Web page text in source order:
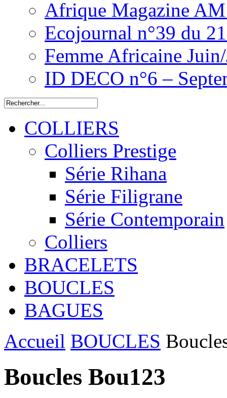
Afrique Magazine
Ecojournal n°39 du
Femme Africaine
ID DECO n°6 –
COLLIERS
Colliers Prestige
Série Rihana
Série Filigrane
Série Contemporain
Colliers
BRACELETS
BOUCLES
BAGUES
Accueil BOUCLES
Boucles Bou123